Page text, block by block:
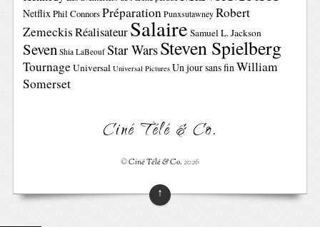
NetflixPhil ConnorsPréparation Punxsutawney Robert
ZemeckisRéalisateurSalaire Samuel L. Jackson
Seven Shia LaBeouf Star WarsSteven Spielberg
TournageUniversal Universal Pictures Un jour sans finWilliam
Somerset
Ciné Télé & Co.
©Ciné Télé & Co.2026
↑